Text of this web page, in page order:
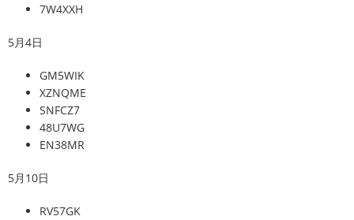
7W4XXH
5月4日
GM5WIK
XZNQME
SNFCZ7
48U7WG
EN38MR
5月10日
RV57GK